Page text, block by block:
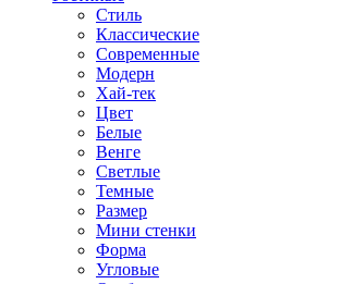
Стиль
Классические
Современные
Модерн
Хай-тек
Цвет
Белые
Венге
Светлые
Темные
Размер
Мини стенки
Форма
Угловые